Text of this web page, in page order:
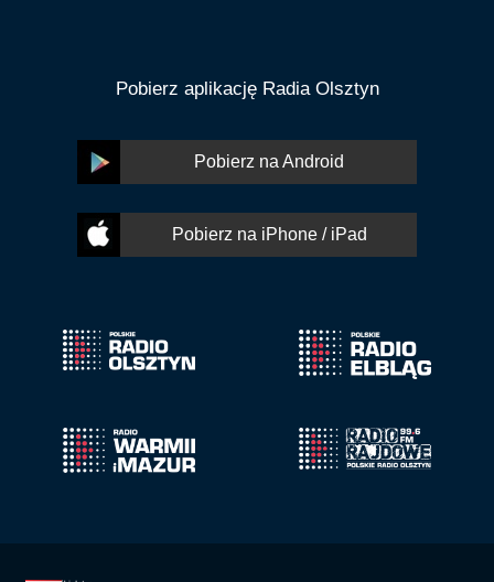
Pobierz aplikację Radia Olsztyn
Pobierz na Android
Pobierz na iPhone / iPad